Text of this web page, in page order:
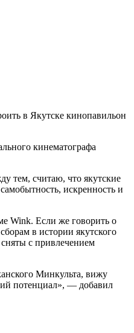
в Якутске кинопавильон
кинематографа
тем, считаю, что якутские
искренность и
Wink. Если же говорить о
в истории якутского
с привлечением
Минкульта, вижу
потенциал», — добавил